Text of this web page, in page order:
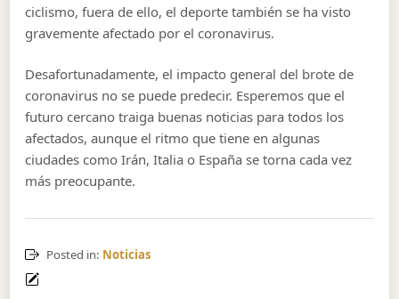
ciclismo, fuera de ello, el deporte también se ha visto
gravemente afectado por el coronavirus.
Desafortunadamente, el impacto general del brote de
coronavirus no se puede predecir. Esperemos que el
futuro cercano traiga buenas noticias para todos los
afectados, aunque el ritmo que tiene en algunas
ciudades como Irán, Italia o España se torna cada vez
más preocupante.
Posted in: Noticias